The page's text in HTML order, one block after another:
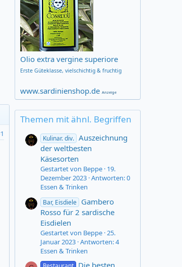
Olio extra vergine superiore
Erste Güteklasse, vielschichtig & fruchtig
www.sardinienshop.de Anzeige
Themen mit ähnl. Begriffen
Kulinar. div. Auszeichnung
der weltbesten
Käsesorten
Gestartet von Beppe 19.
Dezember 2023 Antworten: 0
Essen & Trinken
Bar, Eisdiele Gambero
Rosso für 2 sardische
Eisdielen
Gestartet von Beppe 25.
Januar 2023 Antworten: 4
Essen & Trinken
Die besten